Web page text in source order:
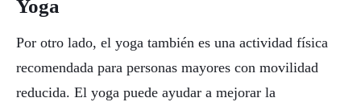
Yoga
Por otro lado, el yoga también es una actividad física
recomendada para personas mayores con movilidad
reducida. El yoga puede ayudar a mejorar la